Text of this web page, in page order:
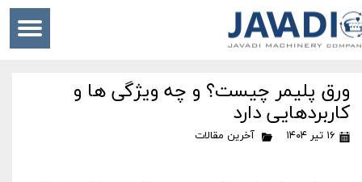
ورق پلیمر چیست؟ و چه ویژگی ها و
کاربردهایی دارد
۱۶ تیر ۱۴۰۴ آخرین مقالات